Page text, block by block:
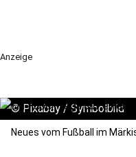
Anzeige
© Pixabay / Symbolbild
Neues vom Fußball im